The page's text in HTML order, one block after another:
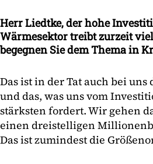
Herr Liedtke, der hohe
Wärmesektor treibt zurzeit
begegnen Sie dem Thema in
Das ist in der Tat auch bei uns
und das, was uns vom
stärksten fordert. Wir gehen
einen dreistelligen
Das ist zumindest die